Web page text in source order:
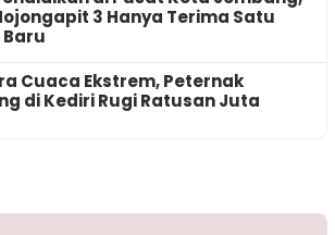
3 Hanya Terima Satu
Cuaca Ekstrem, Peternak
di Kediri Rugi Ratusan Juta